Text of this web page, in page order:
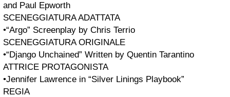
and Paul Epworth
SCENEGGIATURA ADATTATA
•“Argo” Screenplay by Chris Terrio
SCENEGGIATURA ORIGINALE
•“Django Unchained” Written by Quentin Tarantino
ATTRICE PROTAGONISTA
•Jennifer Lawrence in “Silver Linings Playbook”
REGIA